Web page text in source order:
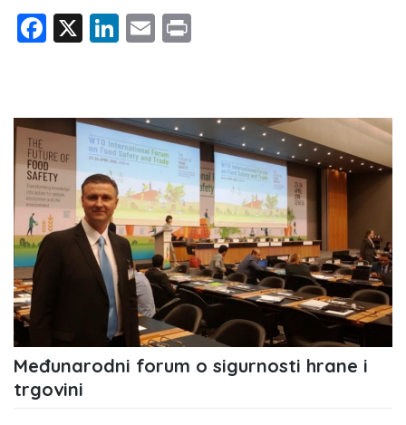
Facebook
X LinkedIn
Email
Međunarodni forum o sigurnosti hrane i
trgovini